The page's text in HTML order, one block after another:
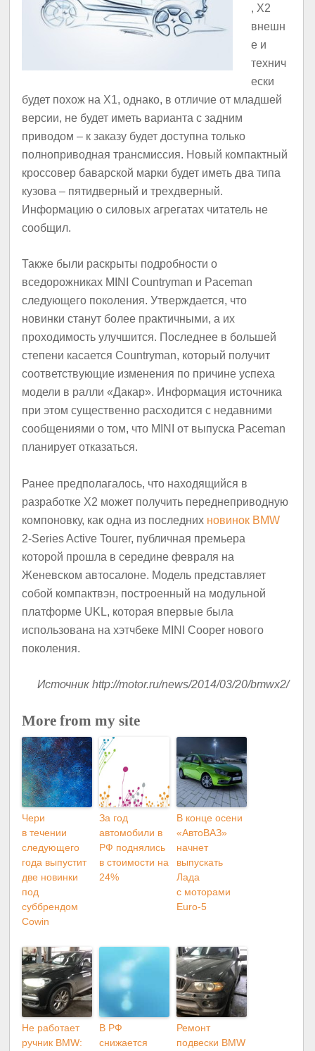
, X2
внешн
е и
технич
ески
будет похож на X1, однако, в отличие от младшей
версии, не будет иметь варианта с задним
приводом – к заказу будет доступна только
полноприводная трансмиссия. Новый компактный
кроссовер баварской марки будет иметь два типа
кузова – пятидверный и трехдверный.
Информацию о силовых агрегатах читатель не
сообщил.
Также были раскрыты подробности о
вседорожниках MINI Countryman и Paceman
следующего поколения. Утверждается, что
новинки станут более практичными, а их
проходимость улучшится. Последнее в большей
степени касается Countryman, который получит
соответствующие изменения по причине успеха
модели в ралли «Дакар». Информация источника
при этом существенно расходится с недавними
сообщениями о том, что MINI от выпуска Paceman
планирует отказаться.
Ранее предполагалось, что находящийся в
разработке X2 может получить переднеприводную
компоновку, как одна из последних новинок BMW
2-Series Active Tourer, публичная премьера
которой прошла в середине февраля на
Женевском автосалоне. Модель представляет
собой компактвэн, построенный на модульной
платформе UKL, которая впервые была
использована на хэтчбеке MINI Cooper нового
поколения.
Источник http://motor.ru/news/2014/03/20/bmwx2/
More from my site
Чери
в течении
следующего
года выпустит
две новинки
под
суббрендом
Cowin
За год
автомобили в
РФ поднялись
в стоимости на
24%
В конце осени
«АвтоВАЗ»
начнет
выпускать
Лада
с моторами
Euro-5
Не работает
ручник BMW:
В РФ
снижается
Ремонт
подвески BMW